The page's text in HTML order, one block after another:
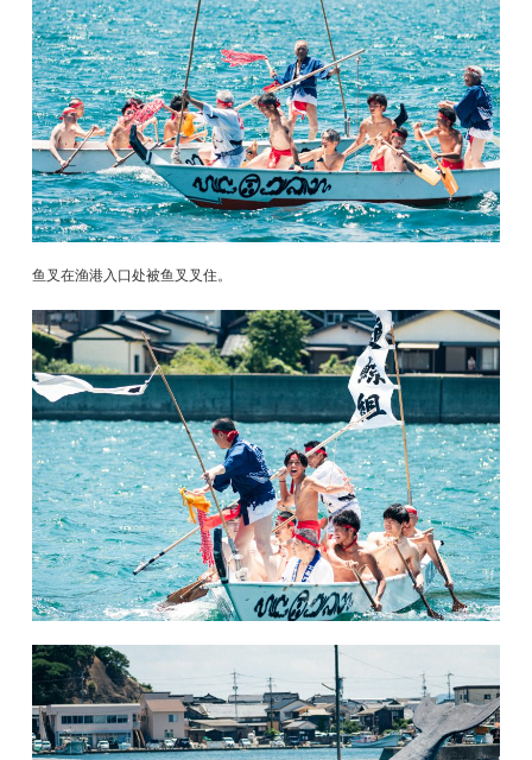
鱼叉在渔港入口处被鱼叉叉住。